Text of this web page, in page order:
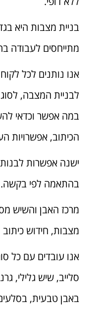
בניית מצבות היא
מתייחסים לעבודה
אנו נותנים לכל
לבניית המצבה,
במה אפשר וכדאי
הכיתוב, אפשרויות
ישנה אפשרות
בהתאמה לפי בקשה.
מרכז האבן והשיש
מצבות, חידוש
אנו עובדים עם כל
סלייב, שיש גלילי,
באבן טבעית,